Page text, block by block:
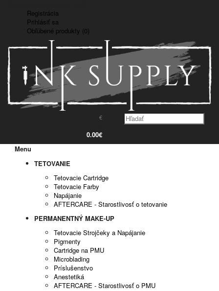
Registrácia
Prihlásiť sa
Obľúbené produkty (0)
€
0.00€
Menu
TETOVANIE
Tetovacie Cartridge
Tetovacie Farby
Napájanie
AFTERCARE - Starostlivosť o tetovanie
PERMANENTNÝ MAKE-UP
Tetovacie Strojčeky a Napájanie
Pigmenty
Cartridge na PMU
Microblading
Príslušenstvo
Anestetiká
AFTERCARE - Starostlivosť o PMU